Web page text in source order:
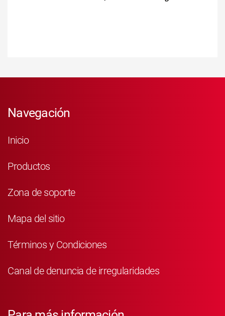
Navegación
Inicio
Productos
Zona de soporte
Mapa del sitio
Términos y Condiciones
Canal de denuncia de irregularidades